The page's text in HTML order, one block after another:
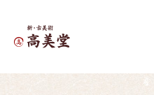
ホーム諸作家